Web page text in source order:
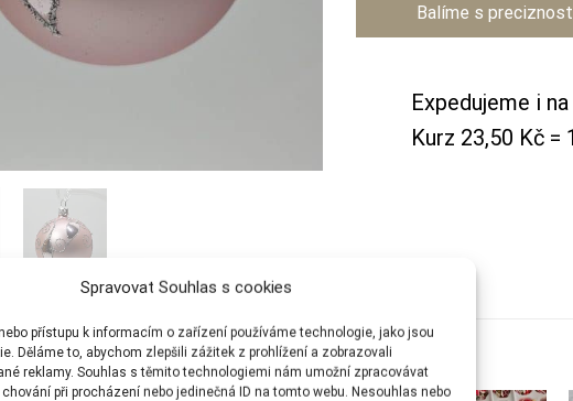
Spravovat Souhlas s cookies
přístupu k informacím o zařízení používáme technologie, jako jsou
Děláme to, abychom zlepšili zážitek z prohlížení a zobrazovali
reklamy. Souhlas s těmito technologiemi nám umožní zpracovávat
při procházení nebo jedinečná ID na tomto webu. Nesouhlas nebo
Balíme s
Expedujeme i
Kurz 23,50 Kč =
PRODUKTY